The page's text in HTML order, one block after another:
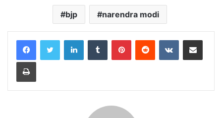
bjp narendra modi
LinkedInTumblr PinterestReddit VKontakteShare via Email
Print